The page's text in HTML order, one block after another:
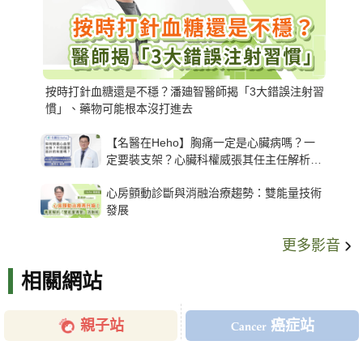
按時打針血糖還是不穩？潘廸智醫師揭「3大錯誤注射習
慣」、藥物可能根本沒打進去
【名醫在Heho】胸痛一定是心臟病嗎？一
定要裝支架？心臟科權威張其任主任解析支
心房顫動診斷與消融治療趨勢：雙能量技術
發展
更多影音
相關網站
親子站 癌症站